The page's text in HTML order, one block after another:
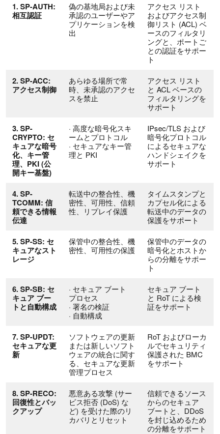
1. SP-AUTH:
相互認証
偽の基地局および未
承認のユーザーやア
プリケーションを検
出
アクセス リスト
およびアクセス制
御リスト (ACL) ベ
ースのフィルタリ
ングと、ポートご
との認証をサポー
ト
2. SP-ACC:
アクセス制御
あらゆる場所で常
時、未承認のアクセ
スを禁止
アクセス リスト
と ACL ベースの
フィルタリングを
サポート
3. SP-
CRYPTO: セ
キュアな暗号
化、キー管
理、PKI (公
開キー基盤)
· 高度な暗号化スキ
ームとプロトコル
· セキュアなキー管
理と PKI
IPsec/TLS および
暗号化プロトコル
によるセキュアな
ハンドシェイクを
サポート
4. SP-
TCOMM: 信
頼できる情報
伝達
転送中の整合性、機
密性、可用性、信頼
性、リプレイ保護
タイムスタンプと
カプセル化による
転送中のデータの
保護をサポート
5. SP-SS: セ
キュアなスト
レージ
保管中の整合性、機
密性、可用性の保護
保管中のデータの
暗号化とホストか
らの分離をサポー
ト
6. SP-SB: セ
キュア ブー
トと自動構成
· セキュア ブート
プロセス
· 署名の検証
· 自動構成
セキュア ブート
と RoT による検
証をサポート
7. SP-UPDT:
セキュアな更
新
ソフトウェアの更新
または新しいソフト
ウェアの統合に関す
る、セキュアな更新
管理プロセス
RoT およびローカ
ルでセキュリティ
保護された BMC
をサポート
8. SP-RECO:
回復性とバッ
クアップ
悪意ある攻撃 (サー
ビス拒否 (DoS) な
ど) を受けた際のリ
カバリとリセット
信頼できるソース
からのセキュア
ブートと、DDoS
を封じ込めるため
の分離をサポート